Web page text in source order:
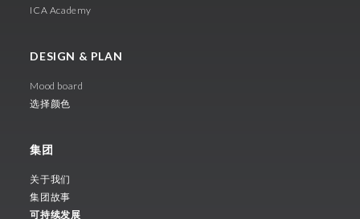
ICA Academy
DESIGN & PLAN
Mood board
选择颜色
集团
关于我们
集团故事
可持续发展